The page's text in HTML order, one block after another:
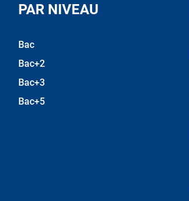
PAR NIVEAU
Bac
Bac+2
Bac+3
Bac+5